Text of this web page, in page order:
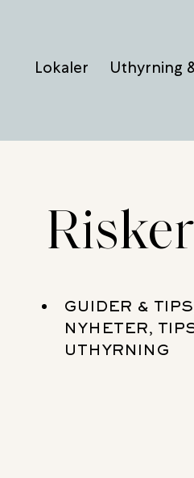
innehållLokaler Uthyrning
GUIDER &
NYHETER,
UTHYRNING